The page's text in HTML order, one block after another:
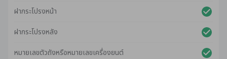
ฝากระโปรงหน้า
ฝากระโปรงหลัง
หมายเลขตัวถังหรือหมายเลขเครื่องยนต์